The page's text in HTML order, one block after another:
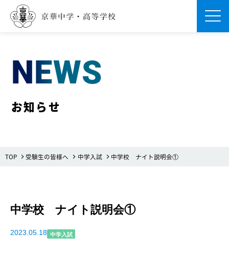
NEWS
お知らせ
TOP 受験生の皆様へ 中学入試 中学校 ナイト説明会①
中学校 ナイト説明会①
2023.05.18 中学入試